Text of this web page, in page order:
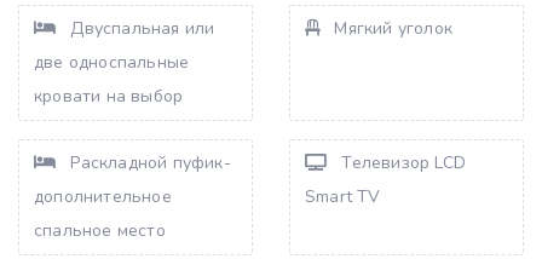
Двуспальная или
две односпальные
кровати на выбор
Мягкий уголок
Раскладной пуфик-
дополнительное
спальное место
Телевизор LCD
Smart TV